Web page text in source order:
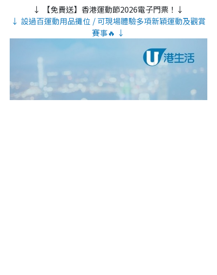
↓ 【免費送】香港運動節2026電子門票！↓
↓ 設過百運動用品攤位 / 可現場體驗多項新穎運動及觀賞
賽事🔥 ↓